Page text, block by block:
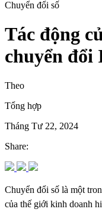
Chuyển đổi số
Tác động
chuyển đổi
Theo
Tổng hợp
Tháng Tư 22, 2024
Share:
Chuyển đổi số là một
của thế giới kinh doanh